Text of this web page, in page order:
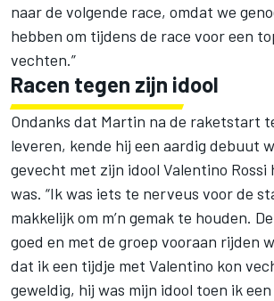
naar de volgende race, omdat we
hebben om tijdens de race voor een
vechten.”
Racen tegen zijn idool
Ondanks dat Martin na de raketstart
leveren, kende hij een aardig debuut
gevecht met zijn idool Valentino
was. “Ik was iets te nerveus voor de
makkelijk om m’n gemak te houden.
goed en met de groep vooraan rijden
dat ik een tijdje met Valentino kon
geweldig, hij was mijn idool toen ik